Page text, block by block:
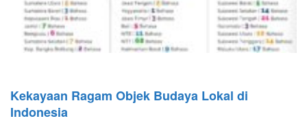
Kekayaan Ragam Objek Budaya Lokal di
Indonesia